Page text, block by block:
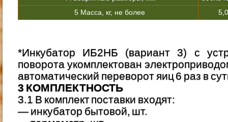
5 Масса, кг, не более
5,0
*Инкубатор ИБ2НБ (вариант 3) с
поворота укомплектован
автоматический переворот яиц 6 раз в
3 КОМПЛЕКТНОСТЬ
3.1 B комплект поставки входят:
— инкубатор бытовой, шт.